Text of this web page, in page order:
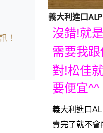
！
義大利進口
沒錯!就
需要我
對!松佳
要便宜^^
義大利進口
賣完了就不會